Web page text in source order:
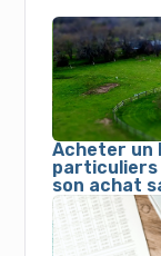
Acheter un
particuliers
son achat